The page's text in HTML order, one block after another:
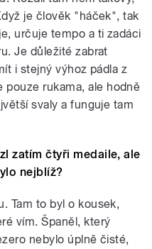
je člověk "háček", tak
určuje tempo a ti zadáci
Je důležité zabrat
i stejný výhoz pádla z
pouze rukama, ale hodně
svaly a funguje tam
zatím čtyři medaile, ale
nejblíž?
Tam to byl o kousek,
vím. Španěl, který
nebylo úplně čisté,